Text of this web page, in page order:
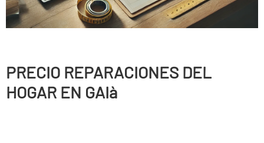
PRECIO REPARACIONES DEL
HOGAR EN GAIà